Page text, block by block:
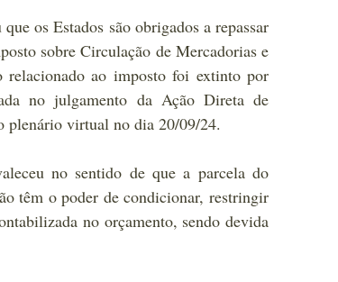
os Estados são obrigados a repassar
sobre Circulação de Mercadorias e
ao imposto foi extinto por
no julgamento da Ação Direta de
plenário virtual no dia 20/09/24.
no sentido de que a parcela do
têm o poder de condicionar, restringir
no orçamento, sendo devida